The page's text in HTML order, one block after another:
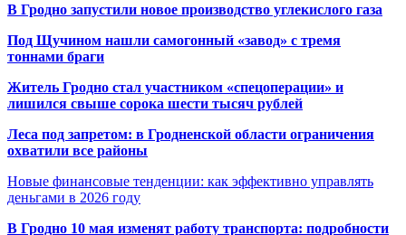
В Гродно запустили новое производство углекислого газа
Под Щучином нашли самогонный «завод» с тремя
тоннами браги
Житель Гродно стал участником «спецоперации» и
лишился свыше сорока шести тысяч рублей
Леса под запретом: в Гродненской области ограничения
охватили все районы
Новые финансовые тенденции: как эффективно управлять
деньгами в 2026 году
В Гродно 10 мая изменят работу транспорта: подробности